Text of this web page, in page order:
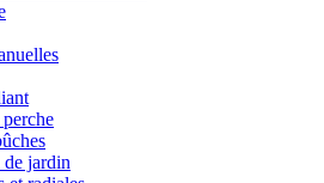
jardin
radiales